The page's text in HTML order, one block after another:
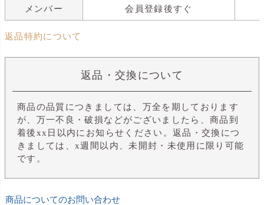
メンバー 会員登録後すぐ
返品特約について
返品・交換について
商品の品質につきましては、万全を期しております
が、万一不良・破損などがございましたら、商品到
着後xx日以内にお知らせください。返品・交換につ
きましては、x週間以内、未開封・未使用に限り可能
です。
商品についてのお問い合わせ